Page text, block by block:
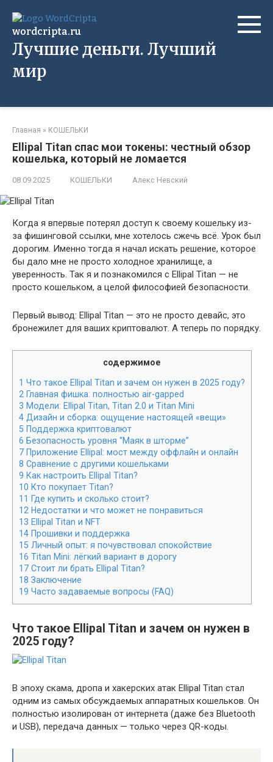
контенту
wordcripta.ru
Лучшие деньги. Лучший
мир
Главная » КОШЕЛЬКИ
Ellipal Titan спас мои токены: честный обзор
кошелька, который не ломается
08.09.2025 КОШЕЛЬКИ Алекс Невский
Когда я впервые потерял доступ к своему кошельку из-
за фишинговой ссылки, мне хотелось сжечь всё. Урок был
дорогим. Именно тогда я начал искать решение, которое
бы дало мне не просто холодное хранилище, а
уверенность. Так я и познакомился с Ellipal Titan — не
просто кошельком, а целой философией безопасности.
Первый вывод: Ellipal Titan — это не просто девайс, это
бронежилет для ваших криптовалют. А теперь по порядку.
содержимое
1 Что такое Ellipal Titan и зачем он нужен в 2025 году?
2 Главная фишка: полностью air-gapped
3 Модели: Ellipal Titan, Titan 2.0 и Titan Mini
4 Дизайн и сборка: ощущение настоящей «вещи»
5 Поддержка криптовалют
6 Безопасность уровня “Маяк в шторме”
7 Приложение Ellipal: мост между оффлайн и онлайн
8 Сравнение с другими кошельками
9 Как настроить Ellipal Titan?
10 Кто покупает Titan?
11 Где купить и сколько стоит?
12 Недостатки и что может не понравиться
13 Ellipal Titan и NFT
14 Прошивки и поддержка
15 Личный опыт: я почувствовал спокойствие
16 Titan Mini: лёгкий вариант в дорогу
17 Стоит ли брать Ellipal Titan?
18 Заключение
19 Часто задаваемые вопросы (FAQ)
Что такое Ellipal Titan и зачем он нужен в
2025 году?
В эпоху скама, дропа и хакерских атак Ellipal Titan стал
одним из самых обсуждаемых аппаратных кошельков. Он
полностью изолирован от интернета (даже без Bluetooth
и USB), передача данных — только через QR-коды.